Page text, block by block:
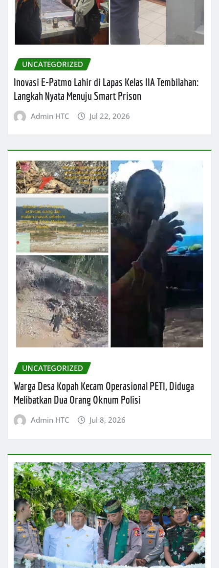
UNCATEGORIZED
Inovasi E-Patmo Lahir di Lapas Kelas IIA Tembilahan:
Langkah Nyata Menuju Smart Prison
Admin HTC Jul 22, 2026
UNCATEGORIZED
Warga Desa Kopah Kecam Operasional PETI, Diduga
Melibatkan Dua Orang Oknum Polisi
Admin HTC Jul 8, 2026